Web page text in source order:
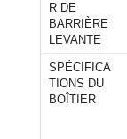
R DE
BARRIÈRE
LEVANTE
SPÉCIFICA
TIONS DU
BOÎTIER